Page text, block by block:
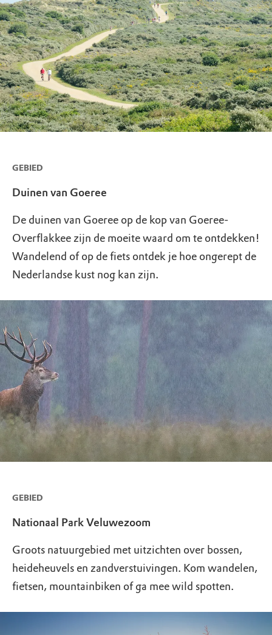
GEBIED
Duinen van Goeree
De duinen van Goeree op de kop van Goeree-
Overflakkee zijn de moeite waard om te ontdekken!
Wandelend of op de fiets ontdek je hoe ongerept de
Nederlandse kust nog kan zijn.
GEBIED
Nationaal Park Veluwezoom
Groots natuurgebied met uitzichten over bossen,
heideheuvels en zandverstuivingen. Kom wandelen,
fietsen, mountainbiken of ga mee wild spotten.